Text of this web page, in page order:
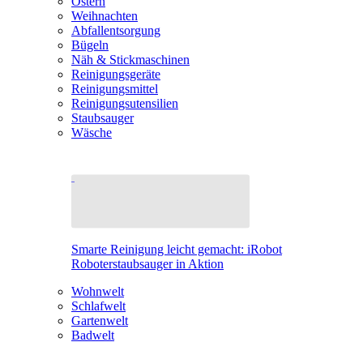
Weihnachten
Abfallentsorgung
Bügeln
Näh & Stickmaschinen
Reinigungsgeräte
Reinigungsmittel
Reinigungsutensilien
Staubsauger
Wäsche
Smarte Reinigung leicht gemacht: iRobot
Roboterstaubsauger in Aktion
Wohnwelt
Schlafwelt
Gartenwelt
Badwelt